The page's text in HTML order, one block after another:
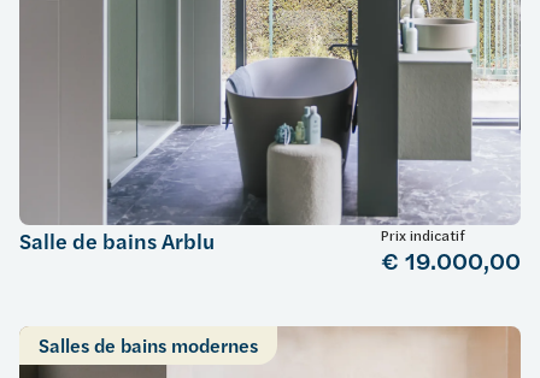
Salle de bains Arblu Prix indicatif
€ 19.000,00
Salles de bains modernes